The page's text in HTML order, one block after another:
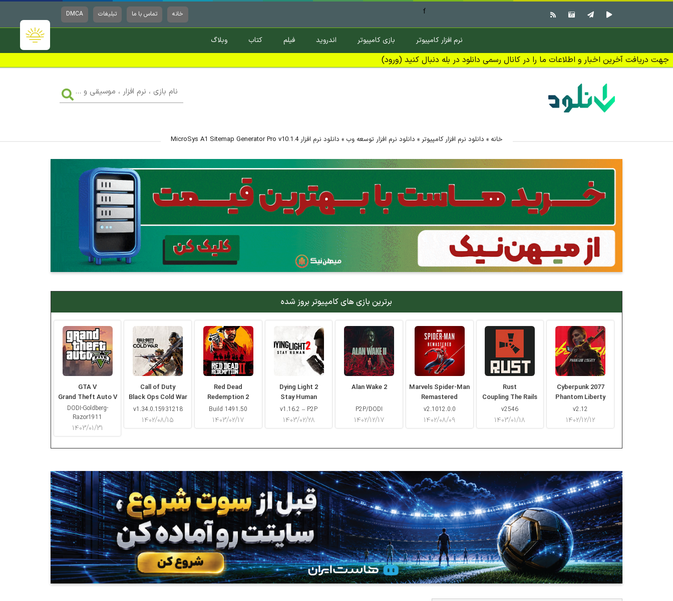
خانه تماس با ما تبلیغات DMCA f
نرم افزار کامپیوتر بازی کامپیوتر اندروید فیلم کتاب وبلاگ
جهت دریافت آخرین اخبار و اطلاعات ما را در کانال رسمی دانلود در بله دنبال کنید (ورود)
بازی
،
موسیقی
خانه » دانلود نرم افزار کامپیوتر » دانلود نرم افزار توسعه وب » دانلود نرم افزار MicroSys A1 Sitemap Generator Pro v10.1.4
برترین بازی های کامپیوتر بروز شده
GTA V
Grand Theft Auto V
DODI-Goldberg-
Razor1911
۱۴۰۳/۰۱/۳۱
Call of Duty
Black Ops Cold War
v1.34.0.15931218
۱۴۰۲/۰۸/۱۵
Red Dead
Redemption 2
Build 1491.50
۱۴۰۳/۰۲/۱۷
Dying Light 2
Stay Human
v1.16.2 – P2P
۱۴۰۳/۰۲/۲۸
Alan Wake 2
P2P/DODI
۱۴۰۲/۱۲/۱۷
Marvels Spider-Man
Remastered
v2.1012.0.0
۱۴۰۲/۰۸/۰۹
Rust
Coupling The Rails
v2546
۱۴۰۳/۰۱/۱۸
Cyberpunk 2077
Phantom Liberty
v2.12
۱۴۰۲/۱۲/۱۲